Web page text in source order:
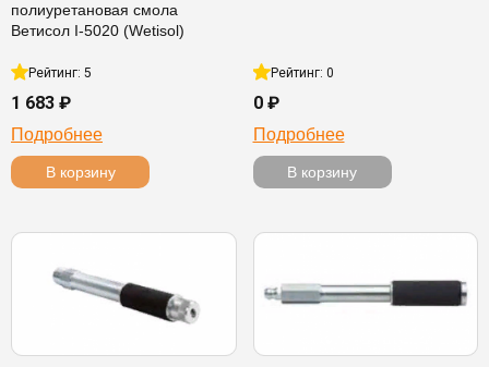
полиуретановая смола
Ветисол I-5020 (Wetisol)
Рейтинг: 5
1 683 ₽
Подробнее
В корзину
Рейтинг: 0
0 ₽
Подробнее
В корзину